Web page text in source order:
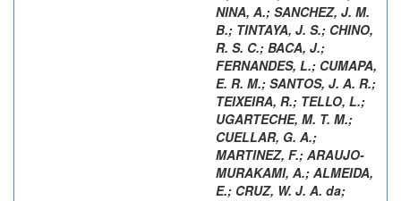
NINA, A.; SANCHEZ, J. M.
B.; TINTAYA, J. S.; CHINO,
R. S. C.; BACA, J.;
FERNANDES, L.; CUMAPA,
E. R. M.; SANTOS, J. A. R.;
TEIXEIRA, R.; TELLO, L.;
UGARTECHE, M. T. M.;
CUELLAR, G. A.;
MARTINEZ, F.; ARAUJO-
MURAKAMI, A.; ALMEIDA,
E.; CRUZ, W. J. A. da;